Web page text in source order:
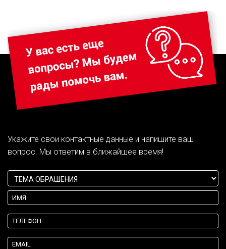
Укажите свои контактные данные и напишите ваш
вопрос. Мы ответим в ближайшее время!